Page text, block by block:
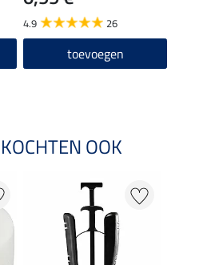
4.9 26
toevoegen
OOK